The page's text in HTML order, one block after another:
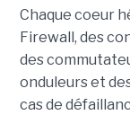
Chaque coeur
Firewall, des
des
onduleurs et
cas de